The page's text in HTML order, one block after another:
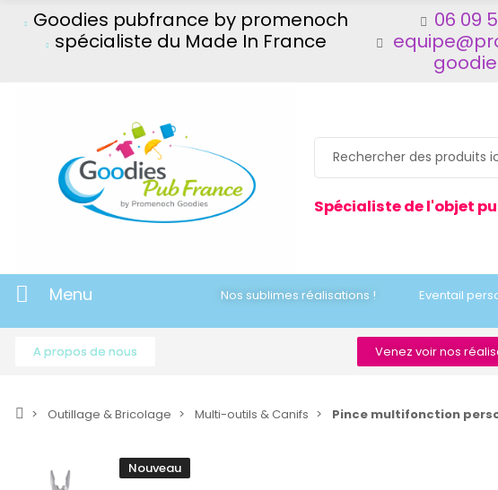
Goodies pubfrance by promenoch
spécialiste du Made In France
06 09
Spécialiste de l'objet
Menu Nos sublimes réalisations ! Eventail
A propos de nous Venez voir nos
Outillage & Bricolage Multi-outils & Canifs Pince multifonction
Nouveau